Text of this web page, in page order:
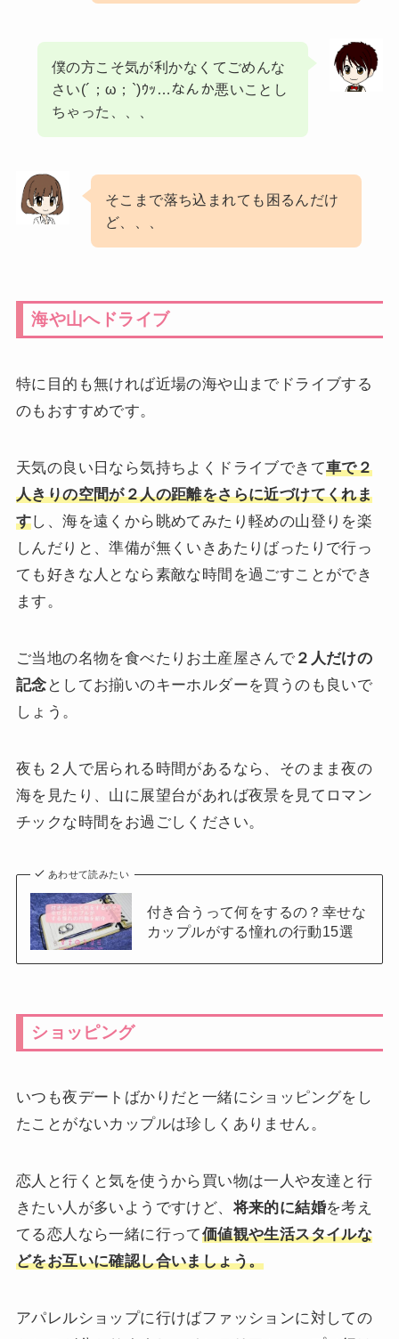
僕の方こそ気が利かなくてごめんな
さい(´；ω；`)ｳｯ…なんか悪いことし
ちゃった、、、
そこまで落ち込まれても困るんだけ
ど、、、
海や山へドライブ
特に目的も無ければ近場の海や山までドライブする
のもおすすめです。
天気の良い日なら気持ちよくドライブできて車で２
人きりの空間が２人の距離をさらに近づけてくれま
すし、海を遠くから眺めてみたり軽めの山登りを楽
しんだりと、準備が無くいきあたりばったりで行っ
ても好きな人となら素敵な時間を過ごすことができ
ます。
ご当地の名物を食べたりお土産屋さんで ２人だけの
記念 としてお揃いのキーホルダーを買うのも良いで
しょう。
夜も２人で居られる時間があるなら、そのまま夜の
海を見たり、山に展望台があれば夜景を見てロマン
チックな時間をお過ごしください。
あわせて読みたい
付き合うって何をするの？幸せな
カップルがする憧れの行動15選
ショッピング
いつも夜デートばかりだと一緒にショッピングをし
たことがないカップルは珍しくありません。
恋人と行くと気を使うから買い物は一人や友達と行
きたい人が多いようですけど、将来的に結婚を考え
てる恋人なら一緒に行って価値観や生活スタイルな
どをお互いに確認し合いましょう。
アパレルショップに行けばファッションに対しての